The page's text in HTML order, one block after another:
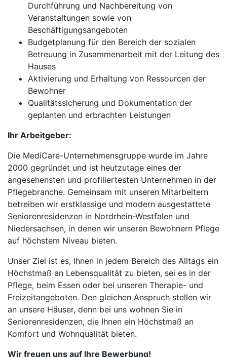
Durchführung und Nachbereitung von
Veranstaltungen sowie von
Beschäftigungsangeboten
Budgetplanung für den Bereich der sozialen
Betreuung in Zusammenarbeit mit der Leitung des
Hauses
Aktivierung und Erhaltung von Ressourcen der
Bewohner
Qualitätssicherung und Dokumentation der
geplanten und erbrachten Leistungen
Ihr Arbeitgeber:
Die MediCare-Unternehmensgruppe wurde im Jahre
2000 gegründet und ist heutzutage eines der
angesehensten und profiliertesten Unternehmen in der
Pflegebranche. Gemeinsam mit unseren Mitarbeitern
betreiben wir erstklassige und modern ausgestattete
Seniorenresidenzen in Nordrhein-Westfalen und
Niedersachsen, in denen wir unseren Bewohnern Pflege
auf höchstem Niveau bieten.
Unser Ziel ist es, Ihnen in jedem Bereich des Alltags ein
Höchstmaß an Lebensqualität zu bieten, sei es in der
Pflege, beim Essen oder bei unseren Therapie- und
Freizeitangeboten. Den gleichen Anspruch stellen wir
an unsere Häuser, denn bei uns wohnen Sie in
Seniorenresidenzen, die Ihnen ein Höchstmaß an
Komfort und Wohnqualität bieten.
Wir freuen uns auf Ihre Bewerbung!